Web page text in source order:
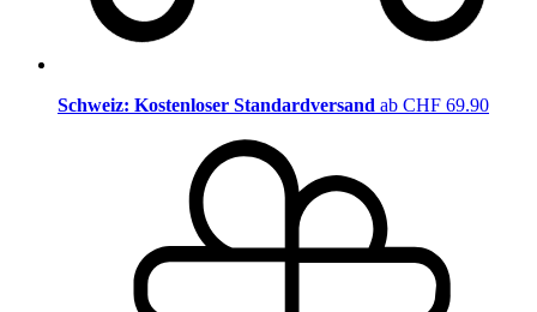
Schweiz: Kostenloser Standardversand ab CHF 69.90